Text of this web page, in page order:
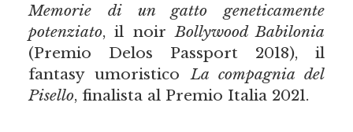
Memorie di un gatto geneticamente
potenziato, il noirBollywood Babilonia
(Premio Delos Passport 2018), il
fantasy umoristicoLa compagnia del
Pisello, finalista al Premio Italia 2021.